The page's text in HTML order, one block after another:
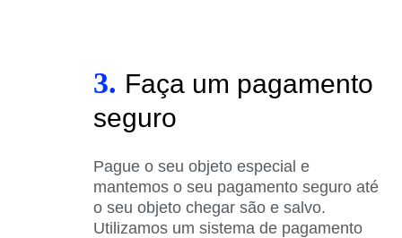
3. Faça um pagamento
seguro
Pague o seu objeto especial e
mantemos o seu pagamento seguro até
o seu objeto chegar são e salvo.
Utilizamos um sistema de pagamento